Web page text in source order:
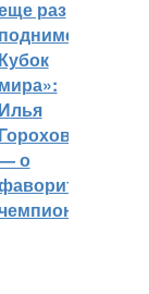
раз
поднимет
Кубок
мира»:
Илья
Горохов
о